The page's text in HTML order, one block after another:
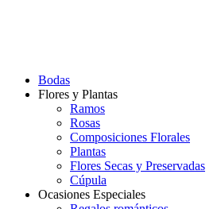
Bodas
Flores y Plantas
Ramos
Rosas
Composiciones Florales
Plantas
Flores Secas y Preservadas
Cúpula
Ocasiones Especiales